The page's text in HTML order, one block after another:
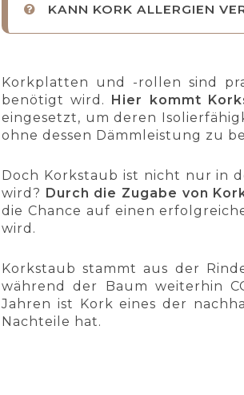
KANN KORK ALLERGIEN
Korkplatten und -rollen sind
benötigt wird. Hier kommt
eingesetzt, um deren
ohne dessen Dämmleistung zu
Doch Korkstaub ist nicht nur in
wird? Durch die Zugabe von
die Chance auf einen
wird.
Korkstaub stammt aus der
während der Baum weiterhin
Jahren ist Kork eines der
Nachteile hat.